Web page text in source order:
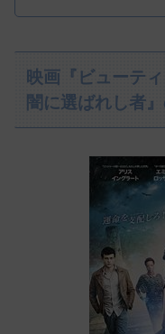
映画『ビューテ
闇に選ばれし者